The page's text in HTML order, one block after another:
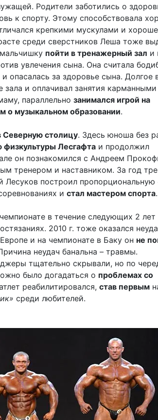
Родители заботились о
к спорту. Этому способствовала
крепкими мускулами и
среди сверстников Леша тоже
пойти в тренажерный зал и
увлечения сына. Она считала
опасалась за здоровье сына. Долгое
и оплачивал занятия карманными
параллельно занимался игрой на
о музыкальном образовании.
Северную столицу. Здесь юноша без
Лесгафта и продолжил
он познакомился с Андреем
тренером и наставником. За год
Лесуков построил пропорциональную
и стал мастером спорта.
в течение следующих 2 лет
2010 г. тоже оказался
и на чемпионате в Баку он не
неудач банальна – травмы.
тщательно скрывали, но по
было догадаться о проблемах со
реабилитировался, став первым
среди любителей.